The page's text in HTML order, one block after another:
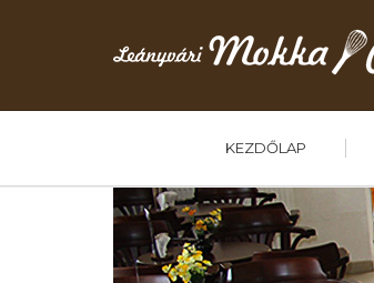
KEZDŐLAP